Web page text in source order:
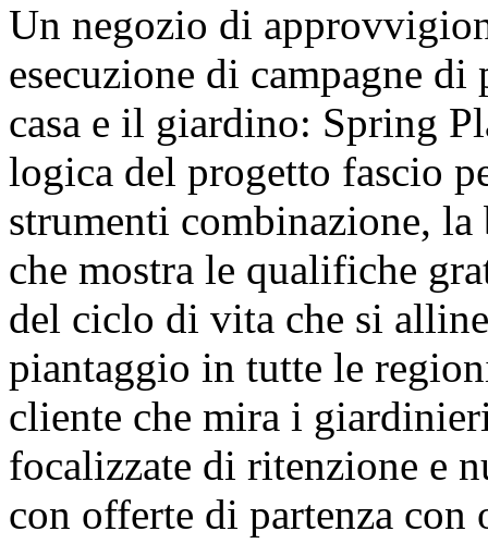
Un negozio di
esecuzione di campagne
casa e il giardino: Spring
logica del progetto fascio
strumenti combinazione,
che mostra le qualifiche
del ciclo di vita che si
piantaggio in tutte le
cliente che mira i
focalizzate di ritenzione e
con offerte di partenza con